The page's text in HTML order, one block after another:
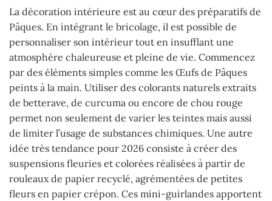
La décoration intérieure est au cœur des préparatifs de
Pâques. En intégrant le bricolage, il est possible de
personnaliser son intérieur tout en insufflant une
atmosphère chaleureuse et pleine de vie. Commencez
par des éléments simples comme les Œufs de Pâques
peints à la main. Utiliser des colorants naturels extraits
de betterave, de curcuma ou encore de chou rouge
permet non seulement de varier les teintes mais aussi
de limiter l’usage de substances chimiques. Une autre
idée très tendance pour 2026 consiste à créer des
suspensions fleuries et colorées réalisées à partir de
rouleaux de papier recyclé, agrémentées de petites
fleurs en papier crépon. Ces mini-guirlandes apportent